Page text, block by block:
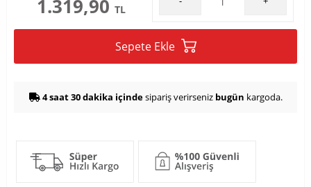
1.319,90 TL
Sepete Ekle
4 saat 30 dakika içindesipariş verirseniz bugün kargoda.